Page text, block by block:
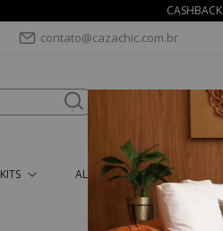
contato@cazachic.com.br
KITS ALMOFADAS